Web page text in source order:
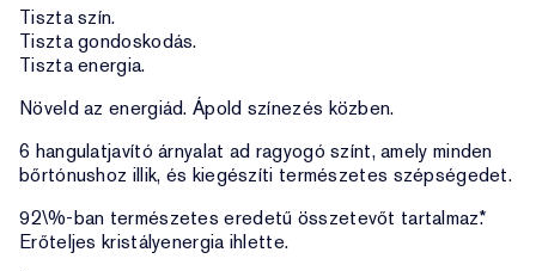
Tiszta szín.
Tiszta gondoskodás.
Tiszta energia.
Növeld az energiád. Ápold színezés közben.
6 hangulatjavító árnyalat ad ragyogó színt, amely minden
bőrtónushoz illik, és kiegészíti természetes szépségedet.
92\%-ban természetes eredetű összetevőt tartalmaz.*
Erőteljes kristályenergia ihlette.